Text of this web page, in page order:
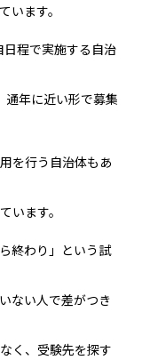
います。
程で実施する自治
通年に近い形で募集
を行う自治体もあ
います。
終わり」という試
ない人で差がつき
く、受験先を探す